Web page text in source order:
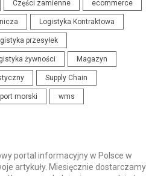
Części zamienne ecommerce
Logistyka Kontraktowa
przesyłek
żywności Magazyn
Supply Chain
morski wms
portal informacyjny w Polsce w
artykuły. Miesięcznie dostarczamy